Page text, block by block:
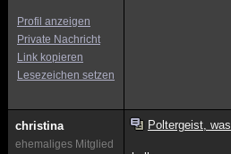
Profil anzeigen
Private Nachricht
Link kopieren
Lesezeichen setzen
christina
ehemaliges Mitglied
Poltergeist,